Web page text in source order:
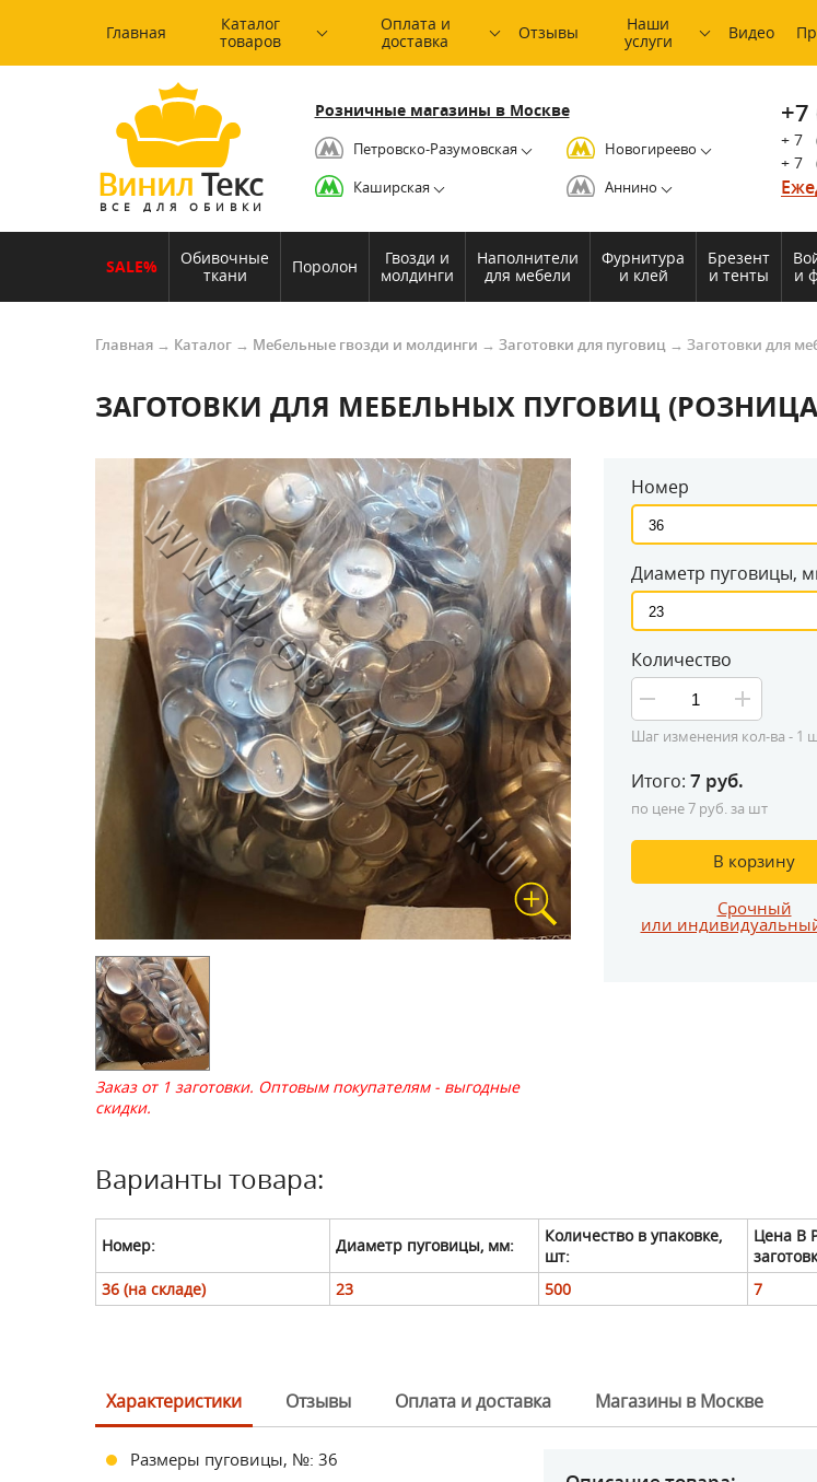
Главная
Каталог
товаров
Оплата и
доставка
Отзывы
Наши
услуги
Видео
Винил Текс
ВСЕ ДЛЯ ОБИВКИ
Розничные магазины в Москве
Петровско-Разумовская
Каширская
Новогиреево
Аннино
+7
+7
+7
SALE%
Обивочные
ткани
Поролон
Гвозди и
молдинги
Наполнители
для мебели
Фурнитура
и клей
Брезент
и тенты
и
Главная → Каталог → Мебельные гвозди и молдинги → Заготовки для пуговиц → Заготовки для
ЗАГОТОВКИ ДЛЯ МЕБЕЛЬНЫХ ПУГОВИЦ
Заказ от 1 заготовки. Оптовым покупателям - выгодные
скидки.
Номер
Диаметр пуговицы,
Количество
Шаг изменения кол-ва - 1
Итого: 7 руб.
по цене7 руб. за шт
В корзину
Срочный
или
Варианты товара:
Номер: Диаметр пуговицы, мм:
Количество в упаковке,
шт:
Цена В
36 (на складе) 23 500 7
Характеристики Отзывы Оплата и доставка Магазины в Москве
Размеры пуговицы, №: 36